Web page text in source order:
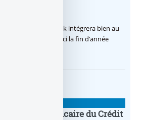
Boursobank intégrera bien au
SEPA Wero d’ici la fin d’année
offre bancaire du Crédit